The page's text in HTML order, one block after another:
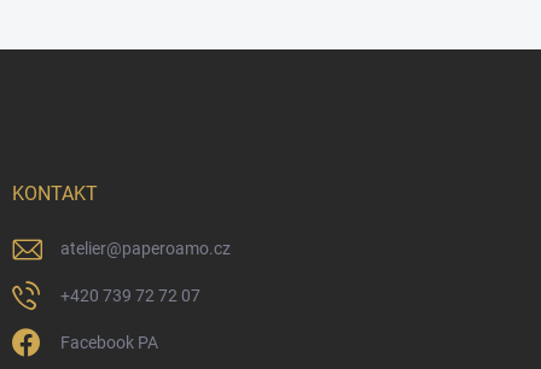
KONTAKT
atelier@paperoamo.cz
+420 739 72 72 07
Facebook PA